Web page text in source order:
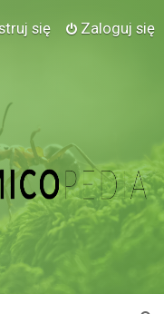
Zaloguj się
się